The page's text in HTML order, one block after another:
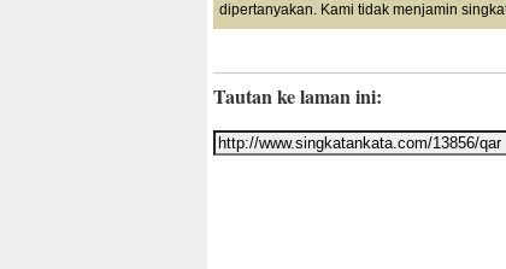
dipertanyakan. Kami tidak menjamin
Tautan ke laman ini: